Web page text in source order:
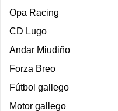
Opa Racing
CD Lugo
Andar Miudiño
Forza Breo
Fútbol gallego
Motor gallego